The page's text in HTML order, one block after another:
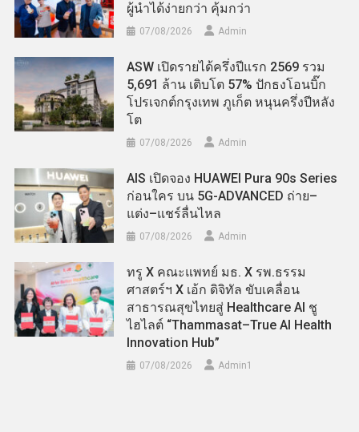
ผู้นำได้ง่ายกว่า คุ้มกว่า
07/08/2026 Admin
ASW เปิดรายได้ครึ่งปีแรก 2569 รวม
5,691 ล้าน เติบโต 57% ปักธงโอนบิ๊ก
โปรเจกต์กรุงเทพ ภูเก็ต หนุนครึ่งปีหลัง
โต
07/08/2026 Admin
AIS เปิดจอง HUAWEI Pura 90s Series
ก่อนใคร บน 5G-ADVANCED ถ่าย–
แต่ง–แชร์ลื่นไหล
07/08/2026 Admin
ทรู X คณะแพทย์ มธ. X รพ.ธรรม
ศาสตร์ฯ X เอ้ก ดิจิทัล ขับเคลื่อน
สาธารณสุขไทยสู่ Healthcare AI ชู
ไฮไลต์ “Thammasat–True AI Health
Innovation Hub”
07/08/2026 Admin​1